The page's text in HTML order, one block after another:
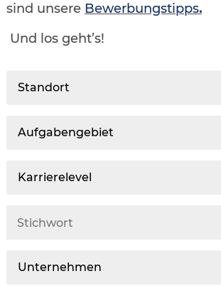
sind unsere Bewerbungstipps.
Und los geht’s!
Standort
Aufgabengebiet
Karrierelevel
Unternehmen